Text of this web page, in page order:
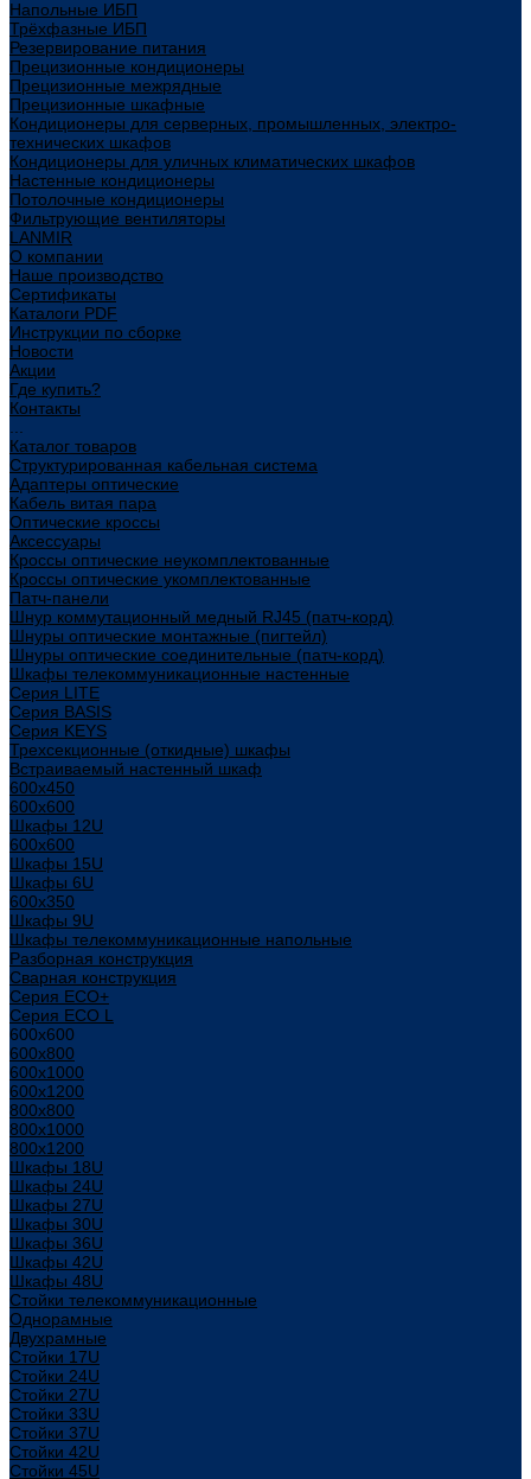
Напольные ИБП
Трёхфазные ИБП
Резервирование питания
Прецизионные кондиционеры
Прецизионные межрядные
Прецизионные шкафные
Кондиционеры для серверных, промышленных, электро-
технических шкафов
Кондиционеры для уличных климатических шкафов
Настенные кондиционеры
Потолочные кондиционеры
Фильтрующие вентиляторы
LANMIR
О компании
Наше производство
Сертификаты
Каталоги PDF
Инструкции по сборке
Новости
Акции
Где купить?
Контакты
Каталог товаров
Структурированная кабельная система
Адаптеры оптические
Кабель витая пара
Оптические кроссы
Аксессуары
Кроссы оптические неукомплектованные
Кроссы оптические укомплектованные
Патч-панели
Шнур коммутационный медный RJ45 (патч-корд)
Шнуры оптические монтажные (пигтейл)
Шнуры оптические соединительные (патч-корд)
Шкафы телекоммуникационные настенные
Cерия LITE
Cерия BASIS
Cерия KEYS
Трехсекционные (откидные) шкафы
Встраиваемый настенный шкаф
600x450
600x600
Шкафы 12U
600x600
Шкафы 15U
Шкафы 6U
600x350
Шкафы 9U
Шкафы телекоммуникационные напольные
Разборная конструкция
Сварная конструкция
Серия ECO+
Серия ECO L
600x600
600x800
600х1000
600х1200
800x800
800х1000
800х1200
Шкафы 18U
Шкафы 24U
Шкафы 27U
Шкафы 30U
Шкафы 36U
Шкафы 42U
Шкафы 48U
Стойки телекоммуникационные
Однорамные
Двухрамные
Стойки 17U
Стойки 24U
Стойки 27U
Стойки 33U
Стойки 37U
Стойки 42U
Стойки 45U